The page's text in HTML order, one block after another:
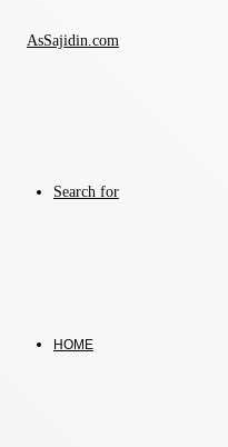
Search for
HOME